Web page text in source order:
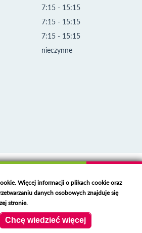
7:15 - 15:15
7:15 - 15:15
7:15 - 15:15
nieczynne
w Opolu Lubelskim
otworzy się w nowym oknie
Więcej informacji o plikach cookie oraz
danych osobowych znajduje się
stronie.
Chcę wiedzieć więcej